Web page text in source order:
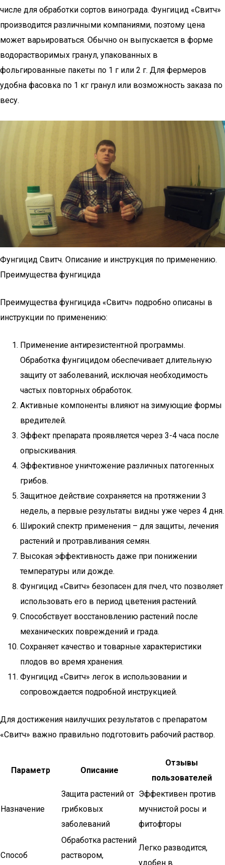
числе для обработки сортов винограда. Фунгицид «Свитч»
производится различными компаниями, поэтому цена
может варьироваться. Обычно он выпускается в форме
водорастворимых гранул, упакованных в
фольгированные пакеты по 1 г или 2 г. Для фермеров
удобна фасовка по 1 кг гранул или возможность заказа по
весу.
Фунгицид Свитч. Описание и инструкция по применению.
Преимущества фунгицида
Преимущества фунгицида «Свитч» подробно описаны в
инструкции по применению:
Применение антирезистентной программы.
Обработка фунгицидом обеспечивает длительную
защиту от заболеваний, исключая необходимость
частых повторных обработок.
Активные компоненты влияют на зимующие формы
вредителей.
Эффект препарата проявляется через 3-4 часа после
опрыскивания.
Эффективное уничтожение различных патогенных
грибов.
Защитное действие сохраняется на протяжении 3
недель, а первые результаты видны уже через 4 дня.
Широкий спектр применения – для защиты, лечения
растений и протравливания семян.
Высокая эффективность даже при понижении
температуры или дожде.
Фунгицид «Свитч» безопасен для пчел, что позволяет
использовать его в период цветения растений.
Способствует восстановлению растений после
механических повреждений и града.
Сохраняет качество и товарные характеристики
плодов во время хранения.
Фунгицид «Свитч» легок в использовании и
сопровождается подробной инструкцией.
Для достижения наилучших результатов с препаратом
«Свитч» важно правильно подготовить рабочий раствор.
Параметр Описание
Отзывы
пользователей
Назначение
Защита растений от
грибковых
заболеваний
Эффективен против
мучнистой росы и
фитофторы
Способ
Обработка растений
раствором,
Легко разводится,
удобен в